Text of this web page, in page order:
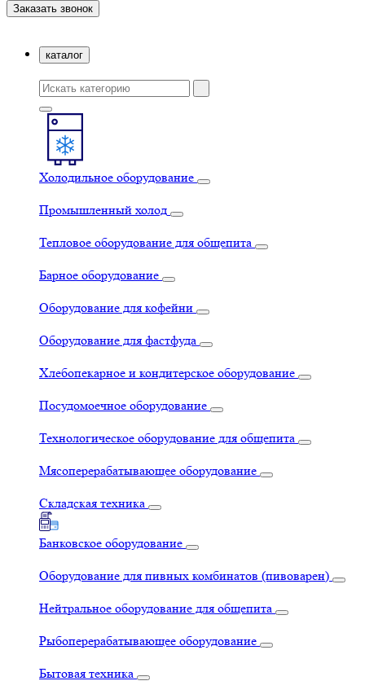
Заказать звонок
каталог
Холодильное оборудование
Промышленный холод
Тепловое оборудование для общепита
Барное оборудование
Оборудование для кофейни
Оборудование для фастфуда
Хлебопекарное и кондитерское оборудование
Посудомоечное оборудование
Технологическое оборудование для общепита
Мясоперерабатывающее оборудование
Складская техника
Банковское оборудование
Оборудование для пивных комбинатов (пивоварен)
Нейтральное оборудование для общепита
Рыбоперерабатывающее оборудование
Бытовая техника